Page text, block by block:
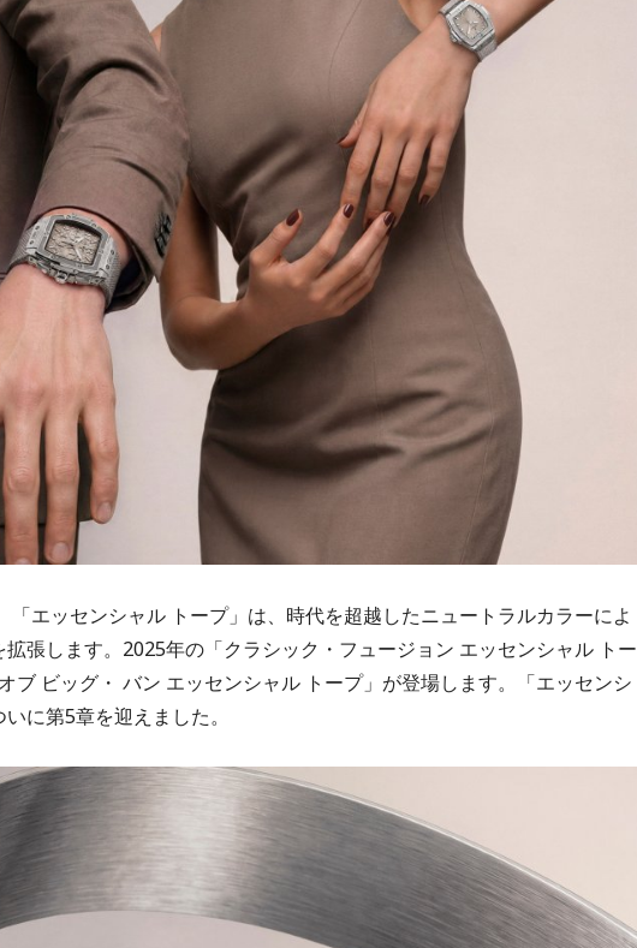
「エッセンシャル トープ」は、時代を超越したニュートラルカラーによ
張します。2025年の「クラシック・フュージョン エッセンシャル トー
ブ ビッグ・ バン エッセンシャル トープ」が登場します。「エッセンシ
に第5章を迎えました。